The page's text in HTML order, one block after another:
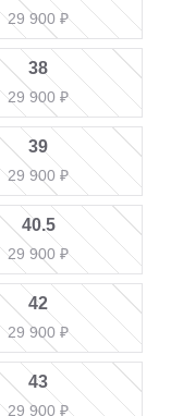
29 900 ₽
38
29 900 ₽
39
29 900 ₽
40.5
29 900 ₽
42
29 900 ₽
43
29 900 ₽